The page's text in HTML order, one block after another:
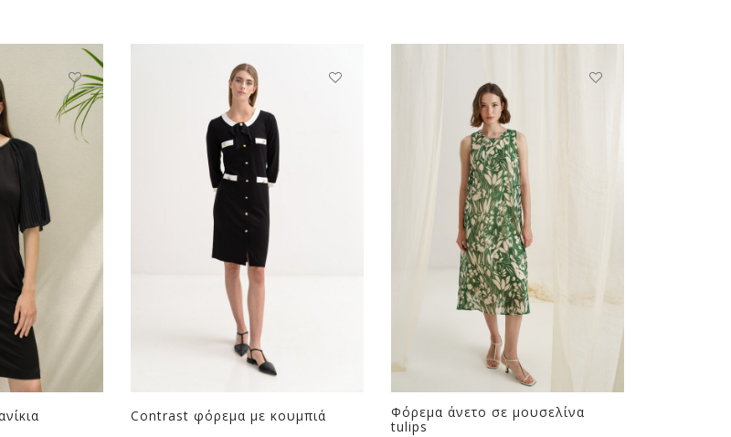
Contrast φόρεμα με κουμπιά
Φόρεμα άνετο σε μουσελίνα
tulips